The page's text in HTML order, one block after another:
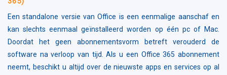
Een standalone versie van Office is een eenmalige aanschaf en
kan slechts eenmaal geïnstalleerd worden op één pc of Mac.
Doordat het geen abonnementsvorm betreft verouderd de
software na verloop van tijd. Als u een Office 365 abonnement
neemt, beschikt u altijd over de nieuwste apps en services op al